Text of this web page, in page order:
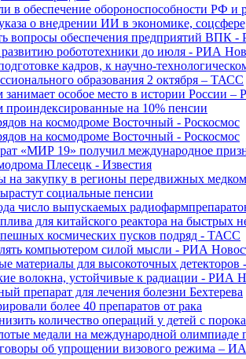
в обеспечение обороноспособности РФ и
о внедрении ИИ в экономике,
вопросы обеспечения предприятий ВПК
робототехники до июля - РИА
кадров, к научно-
образования 2 октября – ТАСС
особое место в истории России
на 10% пенсии
на космодроме Восточный - Роскосмос
на космодроме Восточный - Роскосмос
«МИР 19» получил международное
Плесецк - Известия
на закупку в регионы передвижных
социальные пенсии
число выпускаемых
для китайского реактора на быстрых
космических пусков подряд - ТАСС
компьютером силой мысли - РИА
материалы для высокоточных
волокна, устойчивые к радиации - РИА
препарат для лечения болезни Бехтерева
более 40 препаратов от рака
количество операций у детей с
медали на международной
об упрощении визового режима –